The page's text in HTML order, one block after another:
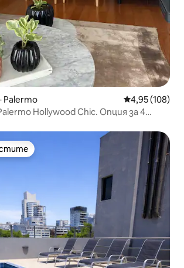
Средна
4,95 (108)
Hollywood Chic. Опция за 4
избор на гостите